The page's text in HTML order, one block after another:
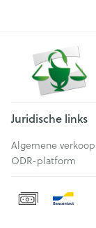
Juridische links
Algemene
ODR-platform